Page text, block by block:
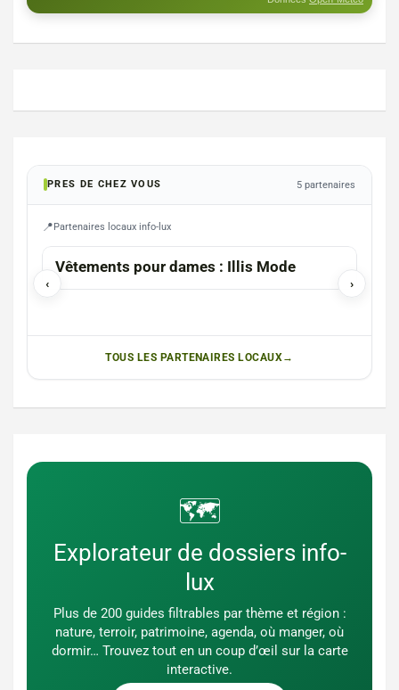
PRES DE CHEZ VOUS 5 partenaires
Partenaires locaux info-lux
‹ ›
ETALLE
Vêtements pour dames : Illis Mode
TOUS LES PARTENAIRES LOCAUX
🗺️
Explorateur de dossiers info-
lux
Plus de 200 guides filtrables par thème et région :
nature, terroir, patrimoine, agenda, où manger, où
dormir… Trouvez tout en un coup d’œil sur la carte
interactive.